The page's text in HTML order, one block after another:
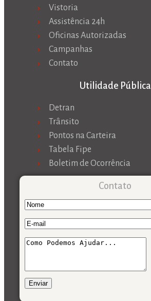
Vistoria
Assistência 24h
Oficinas Autorizadas
Campanhas
Contato
Utilidade Pública
Detran
Trânsito
Pontos na Carteira
Tabela Fipe
Boletim de Ocorrência
Contato